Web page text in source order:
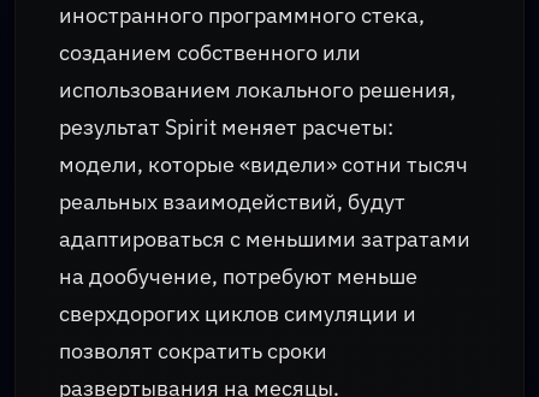
иностранного программного стека,
созданием собственного или
использованием локального решения,
результат Spirit меняет расчеты:
модели, которые «видели» сотни тысяч
реальных взаимодействий, будут
адаптироваться с меньшими затратами
на дообучение, потребуют меньше
сверхдорогих циклов симуляции и
позволят сократить сроки
развертывания на месяцы.